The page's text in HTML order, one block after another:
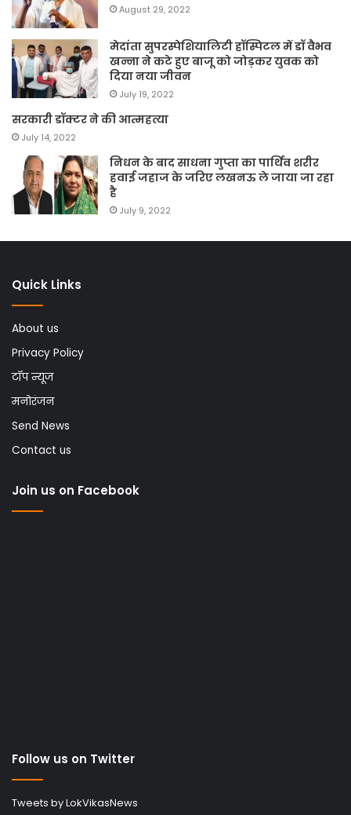
August 29, 2022
मेदांता सुपरस्पेशियालिटी हॉस्पिटल में डॉ वैभव
खन्ना ने कटे हुए बाजू को जोड़कर युवक को
दिया नया जीवन
July 19, 2022
सरकारी डॉक्टर ने की आत्महत्या
July 14, 2022
निधन के बाद साधना गुप्ता का पार्थिव शरीर
हवाई जहाज के जरिए लखनऊ ले जाया जा रहा
है
July 9, 2022
Quick Links
About us
Privacy Policy
टॉप न्यूज
मनोरंजन
Send News
Contact us
Join us on Facebook
Follow us on Twitter
Tweets by LokVikasNews